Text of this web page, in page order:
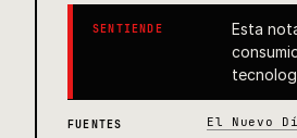
SENTIENDE
Esta
FUENTES El Nuevo